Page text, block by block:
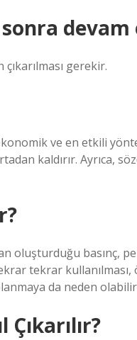
devam
gerekir.
ve en etkili
kaldırır. Ayrıca,
oluşturduğu basınç,
tekrar kullanılması,
da neden